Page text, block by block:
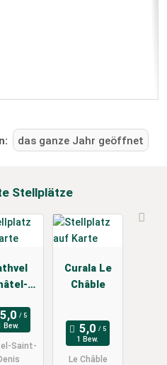
das ganze Jahr geöffnet
Stellplätze
Bew.
Saint-
Curala Le
Châble
1 Bew.
Le Châble